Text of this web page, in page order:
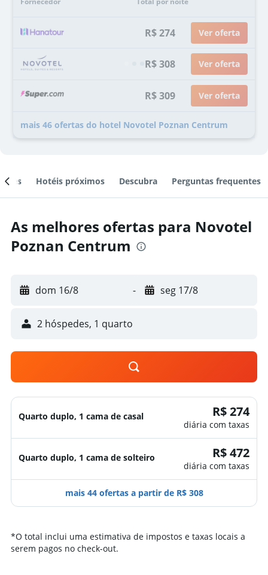
R$ 274 Ver oferta
R$ 308 Ver oferta
R$ 309 Ver oferta
mais 46 ofertas do hotel Novotel Poznan Centrum
Hotéis próximos Descubra Perguntas frequentes
As melhores ofertas para Novotel
Poznan Centrum
dom 16/8 - seg 17/8
2 hóspedes, 1 quarto
Quarto duplo, 1 cama de casal R$ 274
diária com taxas
Quarto duplo, 1 cama de solteiro R$ 472
diária com taxas
mais 44 ofertas a partir de R$ 308
*O total inclui uma estimativa de impostos e taxas locais a
serem pagos no check-out.